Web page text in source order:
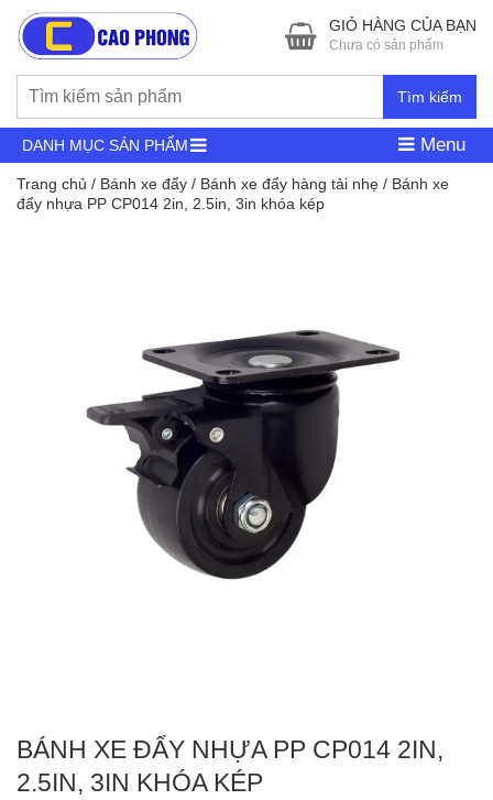
Tìm kiếm
GIỎ HÀNG CỦA BẠN
Chưa có sản phẩm
DANH MỤC SẢN PHẨM Menu
Trang chủ / Bánh xe đẩy / Bánh xe đẩy hàng tải nhẹ / Bánh xe
đẩy nhựa PP CP014 2in, 2.5in, 3in khóa kép
BÁNH XE ĐẨY NHỰA PP CP014 2IN,
2.5IN, 3IN KHÓA KÉP